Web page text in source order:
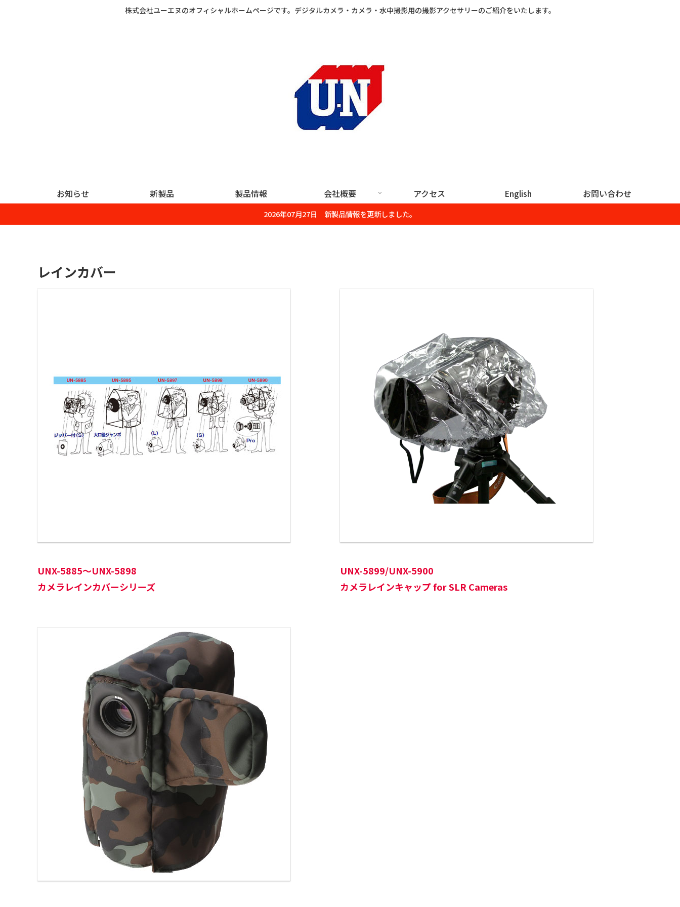
株式会社ユーエヌのオフィシャルホームページです。デジタルカメラ・カメラ・水中撮影用の撮影アクセサリーのご紹介をいたします。
お知らせ 新製品 製品情報 会社概要 アクセス English お問い合わせ
2026年07月27日 新製品情報を更新しました。
レインカバー
UNX-5885～UNX-5898
カメラレインカバーシリーズ
UNX-5899/UNX-5900
カメラレインキャップ for SLR Cameras